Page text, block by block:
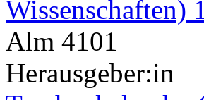
Wissenschaften)
Alm 4101
Herausgeber:in